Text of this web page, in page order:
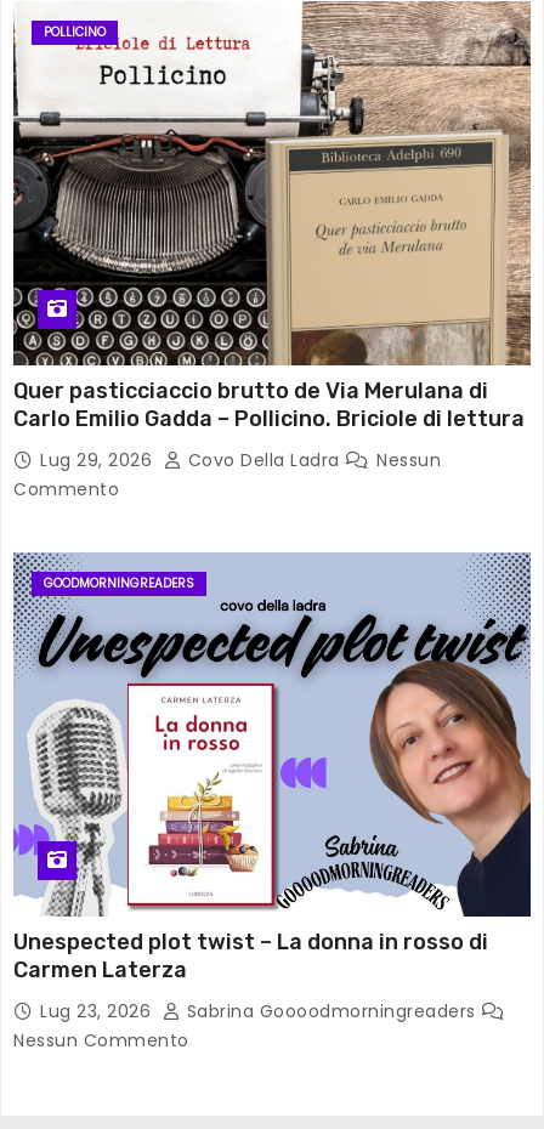
POLLICINO
Quer pasticciaccio brutto de Via Merulana di
Carlo Emilio Gadda – Pollicino. Briciole di lettura
Lug 29, 2026 Covo Della Ladra
Nessun
Commento
GOODMORNINGREADERS
Unespected plot twist – La donna in rosso di
Carmen Laterza
Lug 23, 2026
Sabrina Goooodmorningreaders
Nessun Commento